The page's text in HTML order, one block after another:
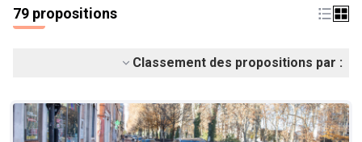
79 propositions
Classement des propositions par :